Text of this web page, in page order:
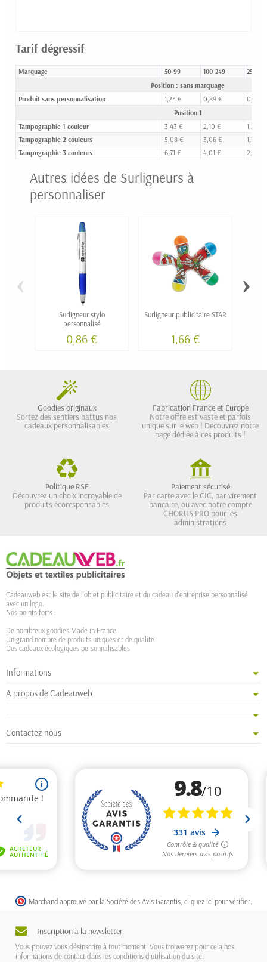
Tarif dégressif
Marquage 50-99 100-249 250-
Position : sans marquage
Produit sans personnalisation
1,23 € 0,89 €
0,63 €
Position 1
Tampographie 1 couleur
3,43 € 2,10 €
1,23 €
Tampographie 2 couleurs
5,08 € 3,06 €
1,76 €
Tampographie 3 couleurs
6,71 € 4,01 € 2,25 €
Autres idées de Surligneurs à
personnaliser
Surligneur stylo
personnalisé
0,86 €
Surligneur publicitaire STAR
1,66 €
‹ ›
Goodies originaux
Sortez des sentiers battus nos
cadeaux personnalisables
Fabrication France et Europe
Notre offre est vaste et parfois
unique sur le web ! Découvrez notre
page dédiée à ces produits !
Politique RSE
Découvrez un choix incroyable de
produits écoresponsables
Paiement sécurisé
Par carte avec le CIC, par virement
bancaire, ou avec notre compte
CHORUS PRO pour les
administrations
Cadeauweb est le site de l'objet publicitaire et du cadeau d'entreprise personnalisé
avec un logo.
Nos points forts :
De nombreux goodies Made in France
Un grand nombre de produits uniques et de qualité
Des cadeaux écologiques personnalisables
Informations
A propos de Cadeauweb
Contactez-nous
Marchand approuvé par la Société des Avis Garantis, cliquez ici pour vérifier
Inscription à la newsletter
Vous pouvez vous désinscrire à tout moment. Vous trouverez pour cela nos
informations de contact dans les conditions d'utilisation du site.